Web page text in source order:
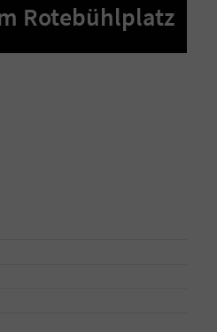
Rotebühlplatz